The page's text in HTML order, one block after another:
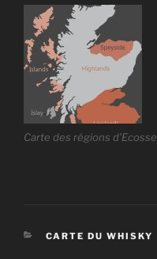
Carte des régions d’Ecosse
CATÉGORIES
CARTE DU WHISKY